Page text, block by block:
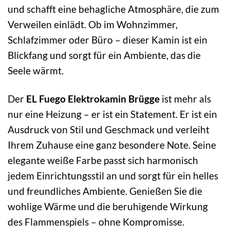
und schafft eine behagliche Atmosphäre, die zum
Verweilen einlädt. Ob im Wohnzimmer,
Schlafzimmer oder Büro – dieser Kamin ist ein
Blickfang und sorgt für ein Ambiente, das die
Seele wärmt.
Der EL Fuego Elektrokamin Brügge ist mehr als
nur eine Heizung – er ist ein Statement. Er ist ein
Ausdruck von Stil und Geschmack und verleiht
Ihrem Zuhause eine ganz besondere Note. Seine
elegante weiße Farbe passt sich harmonisch
jedem Einrichtungsstil an und sorgt für ein helles
und freundliches Ambiente. Genießen Sie die
wohlige Wärme und die beruhigende Wirkung
des Flammenspiels – ohne Kompromisse.